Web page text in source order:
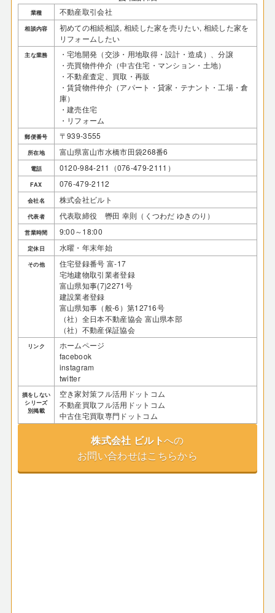
業種 不動産取引会社
相談内容
初めての相続相談, 相続した家を売りたい, 相続した家を
リフォームしたい
主な業務
・宅地開発（交渉・用地取得・設計・造成）、分譲
・売買物件仲介（中古住宅・マンション・土地）
・不動産査定、買取・再販
・賃貸物件仲介（アパート・貸家・テナント・工場・倉
庫）
・建売住宅
・リフォーム
郵便番号 〒939-3555
所在地 富山県富山市水橋市田袋268番6
電話 0120-984-211（076-479-2111）
FAX 076-479-2112
会社名 株式会社ビルト
代表者 代表取締役 轡田 幸則（くつわだ ゆきのり）
営業時間 9:00～18:00
定休日 水曜・年末年始
その他
住宅登録番号 富-17
宅地建物取引業者登録
富山県知事(7)2271号
建設業者登録
富山県知事（般-6）第12716号
（社）全日本不動産協会 富山県本部
（社）不動産保証協会
リンク
ホームページ
facebook
instagram
twitter
損をしない
シリーズ
別掲載
空き家対策フル活用ドットコム
不動産買取フル活用ドットコム
中古住宅買取専門ドットコム
株式会社 ビルトへの
お問い合わせはこちらから